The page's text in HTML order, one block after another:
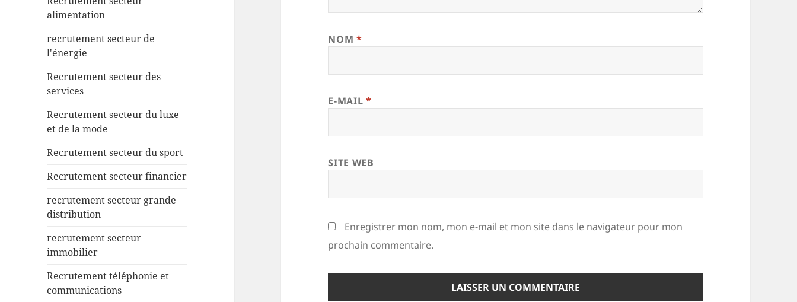
alimentation
recrutement secteur de
l'énergie
Recrutement secteur des
services
Recrutement secteur du luxe
et de la mode
Recrutement secteur du sport
Recrutement secteur financier
recrutement secteur grande
distribution
recrutement secteur
immobilier
Recrutement téléphonie et
communications
NOM *
E-MAIL *
SITE WEB
Enregistrer mon nom, mon e-mail et mon site dans le navigateur pour mon
prochain commentaire.